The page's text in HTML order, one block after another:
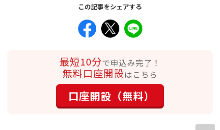
この記事をシェアする
最短10分で申込み完了！
無料口座開設はこちら
口座開設（無料）